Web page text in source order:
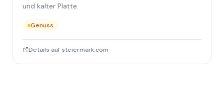
und kalter Platte.
Genuss
Details auf steiermark.com